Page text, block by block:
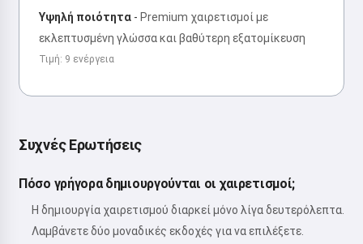
Υψηλή ποιότητα - Premium χαιρετισμοί με
εκλεπτυσμένη γλώσσα και βαθύτερη εξατομίκευση
Τιμή: 9 ενέργεια
Συχνές Ερωτήσεις
Πόσο γρήγορα δημιουργούνται οι χαιρετισμοί;
Η δημιουργία χαιρετισμού διαρκεί μόνο λίγα δευτερόλεπτα.
Λαμβάνετε δύο μοναδικές εκδοχές για να επιλέξετε.